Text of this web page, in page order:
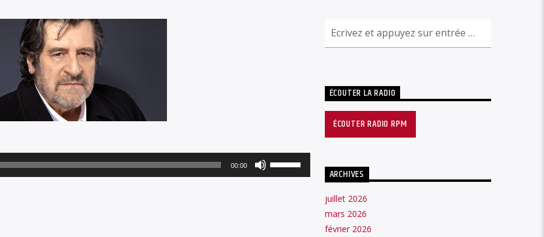
00:00
Utilisez
les
ÉCOUTER LA RADIO
ÉCOUTER RADIO RPM
ARCHIVES
juillet 2026
mars 2026
février 2026